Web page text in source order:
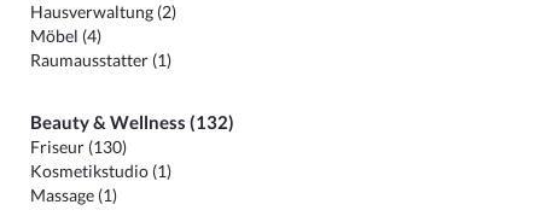
Hausverwaltung (2)
Möbel (4)
Raumausstatter (1)
Beauty & Wellness (132)
Friseur (130)
Kosmetikstudio (1)
Massage (1)